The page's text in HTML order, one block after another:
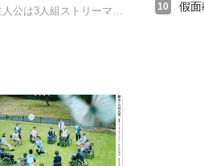
不正当的身体交易
安易欣离开六道门去过了平静的生活，可
米夏埃尔·哈
公は3人組ストリーマー「ポン・ポコ・
10 假面